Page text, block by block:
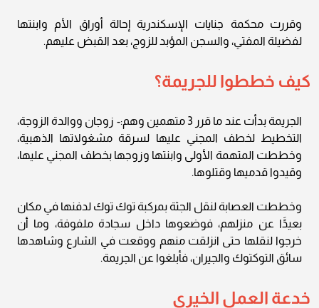
وقررت محكمة جنايات الإسكندرية إحالة أوراق الأم وابنتها
لفضيلة المفتي، والسجن المؤبد للزوج، بعد القبض عليهم.
كيف خططوا للجريمة؟
الجريمة بدأت عند ما قرر 3 متهمين وهم:- زوجان ووالدة الزوجة،
التخطيط لخطف المجني عليها لسرقة مشغولاتها الذهبية،
وخططت المتهمة الأولى وابنتها وزوجها بخطف المجني عليها،
وقيدوا قدميها وقتلوها.
وخططت العصابة لنقل الجثة بمركبة توك توك لدفنها في مكان
بعيدًَا عن منزلهم، فوضعوها داخل سجادة ملفوفة، وما أن
خرجوا لنقلها حتى انزلقت منهم ووقعت في الشارع وشاهدها
سائق التوكتوك والجيران، فأبلغوا عن الجريمة.
خدعة العمل الخيري